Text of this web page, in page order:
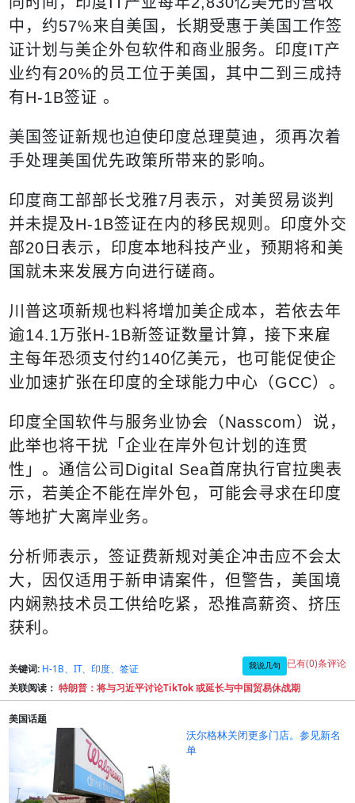
中，约57%来自美国，长期受惠于美国工作签
证计划与美企外包软件和商业服务。印度IT产
业约有20%的员工位于美国，其中二到三成持
有H-1B签证 。
美国签证新规也迫使印度总理莫迪，须再次着
手处理美国优先政策所带来的影响。
印度商工部部长戈雅7月表示，对美贸易谈判
并未提及H-1B签证在内的移民规则。印度外交
部20 日表示，印度本地科技产业，预期将和美
国就未来发展方向进行磋商。
川普这项新规也料将增加美企成本，若依去年
逾14.1万张H-1B新签证数量计算，接下来雇
主每年恐须支付约140亿美元，也可能促使企
业加速扩张在印度的全球能力中心（GCC）。
印度全国软件与服务业协会（Nasscom）说，
此举也将干扰「企业在岸外包计划的连贯
性」。通信公司 Digital Sea首席执行官拉奥表
示，若美企不能在岸外包，可能会寻求在印度
等地扩大离岸业务。
分析师表示，签证费新规对美企冲击应不会太
大，因仅适用于新申请案件，但警告，美国境
内娴熟技术员工供给吃紧，恐推高薪资、挤压
获利。
关键词: H-1B、IT、印度、签证 我说几句 已有(0)条评论
关联阅读： 特朗普：将与习近平讨论TikTok 或延长与中国贸易休战期
美国话题
沃尔格林关闭更多门店。参见新名
单